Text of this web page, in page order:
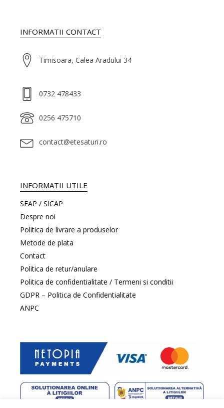
INFORMATII CONTACT
Timisoara, Calea Aradului 34
0732 478433
0256 475710
contact@etesaturi.ro
INFORMATII UTILE
SEAP / SICAP
Despre noi
Politica de livrare a produselor
Metode de plata
Contact
Politica de retur/anulare
Politica de confidentialitate / Termeni si conditii
GDPR – Politica de Confidentialitate
ANPC